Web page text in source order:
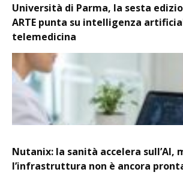
Università di Parma, la sesta
ARTE punta su intelligenza
telemedicina
Nutanix: la sanità accelera sull’AI,
l’infrastruttura non è ancora